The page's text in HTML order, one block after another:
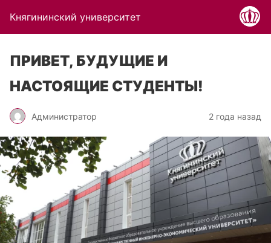
Княгининский университет
ПРИВЕТ, БУДУЩИЕ И
НАСТОЯЩИЕ СТУДЕНТЫ!
Администратор 2 года назад